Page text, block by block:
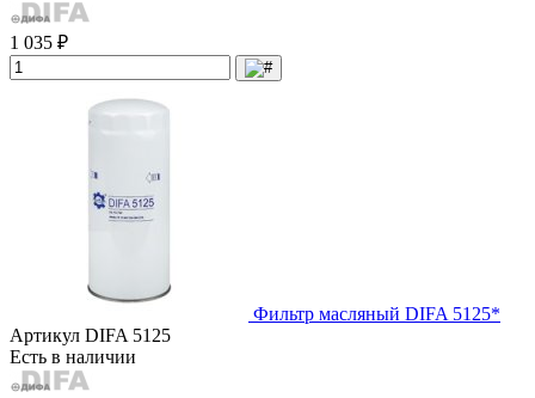
1 035 ₽
Фильтр масляный DIFA 5125*
Артикул DIFA 5125
Есть в наличии